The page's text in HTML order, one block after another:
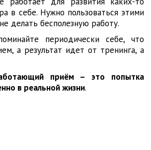
в себе. Нужно пользоваться этими
делать бесполезную работу.
периодически себе, что
а результат идет от тренинга, а
приём – это попытка
в реальной жизни.